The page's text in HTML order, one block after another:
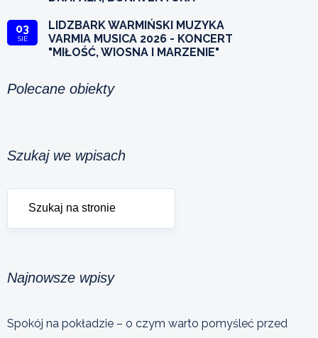
03
SIE
LIDZBARK WARMIŃSKI MUZYKA
VARMIA MUSICA 2026 - KONCERT
"MIŁOŚĆ, WIOSNA I MARZENIE"
Polecane obiekty
Szukaj we wpisach
Najnowsze wpisy
Spokój na pokładzie – o czym warto pomyśleć przed